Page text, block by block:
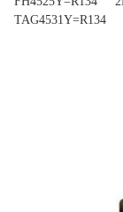
TAG4531Y=R134